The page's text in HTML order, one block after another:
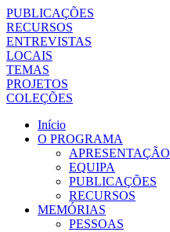
PUBLICAÇÕES
RECURSOS
ENTREVISTAS
LOCAIS
TEMAS
PROJETOS
COLEÇÕES
Início
O PROGRAMA
APRESENTAÇÃO
EQUIPA
PUBLICAÇÕES
RECURSOS
MEMÓRIAS
PESSOAS